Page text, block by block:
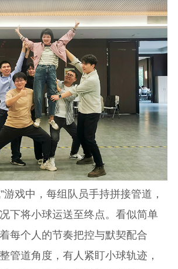
游戏中，每组队员手持拼接管道，
下将小球运送至终点。看似简单
每个人的节奏把控与默契配合
道角度，有人紧盯小球轨迹，